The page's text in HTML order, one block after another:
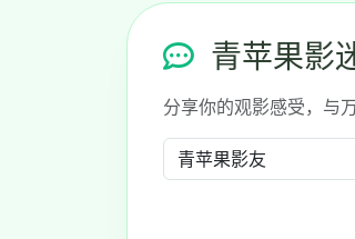
青苹果影
分享你的观影感受，与